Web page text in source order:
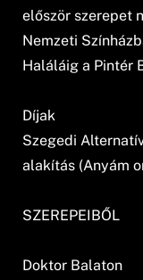
először szerepet
Nemzeti
Haláláig a Pintér
Díjak
Szegedi
alakítás (Anyám
SZEREPEIBŐL
Doktor Balaton